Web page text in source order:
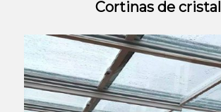
Cortinas de cristal